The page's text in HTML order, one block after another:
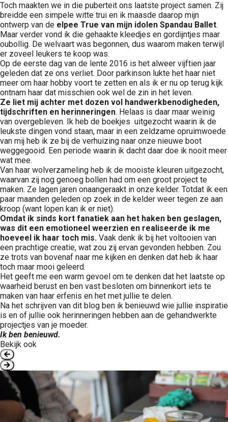
Toch maakten we in die puberteit ons laatste project samen. Zij
breidde een simpele witte trui en ik maasde daarop mijn
ontwerp van de elpee True van mijn idolen Spandau Ballet.
Maar verder vond ik die gehaakte kleedjes en gordijntjes maar
oubollig. De welvaart was begonnen, dus waarom maken terwijl
er zoveel leukers te koop was.
Op de eerste dag van de lente 2016 is het alweer vijftien jaar
geleden dat ze ons verliet. Door parkinson lukte het haar niet
meer om haar hobby voort te zetten en als ik er nu op terug kijk
ontnam haar dat misschien ook wel de zin in het leven.
Ze liet mij achter met dozen vol handwerkbenodigheden,
tijdschriften en herinneringen. Helaas is daar maar weinig
van overgebleven. Ik heb de boekjes uitgezocht waarin ik de
leukste dingen vond staan, maar in een zeldzame opruimwoede
van mij heb ik ze bij de verhuizing naar onze nieuwe boot
weggegooid. Een periode waarin ik dacht daar doe ik nooit meer
wat mee.
Van haar wolverzameling heb ik de mooiste kleuren uitgezocht,
waarvan zij nog genoeg bollen had om een groot project te
maken. Ze lagen jaren onaangeraakt in onze kelder. Totdat ik een
paar maanden geleden op zoek in de kelder weer tegen ze aan
kroop (want lopen kan ik er niet).
Omdat ik sinds kort fanatiek aan het haken ben geslagen,
was dit een emotioneel weerzien en realiseerde ik me
hoeveel ik haar toch mis. Vaak denk ik bij het voltooien van
een prachtige creatie, wat zou zij ervan gevonden hebben. Zou
ze trots van bovenaf naar me kijken en denken dat heb ik haar
toch maar mooi geleerd.
Het geeft me een warm gevoel om te denken dat het laatste op
waarheid berust en ben vast besloten om binnenkort iets te
maken van haar erfenis en het met jullie te delen.
Na het schrijven van dit blog ben ik benieuwd wie jullie inspiratie
is en of jullie ook herinneringen hebben aan de gehandwerkte
projectjes van je moeder.
Ik ben benieuwd.
Bekijk ook